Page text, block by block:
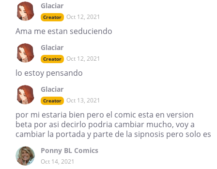
Glaciar
Creator Oct 12, 2021
Ama me estan seduciendo
Glaciar
Creator Oct 12, 2021
lo estoy pensando
Glaciar
Creator Oct 13, 2021
por mi estaria bien pero el comic esta en version
beta por asi decirlo podria cambiar mucho, voy a
cambiar la portada y parte de la sipnosis pero solo es
Ponny BL Comics
Oct 14, 2021